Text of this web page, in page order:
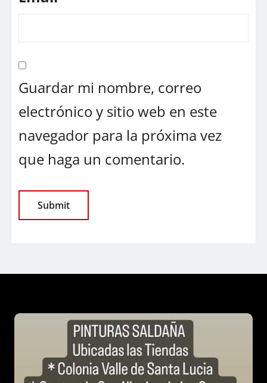
Guardar mi nombre, correo
electrónico y sitio web en este
navegador para la próxima vez
que haga un comentario.